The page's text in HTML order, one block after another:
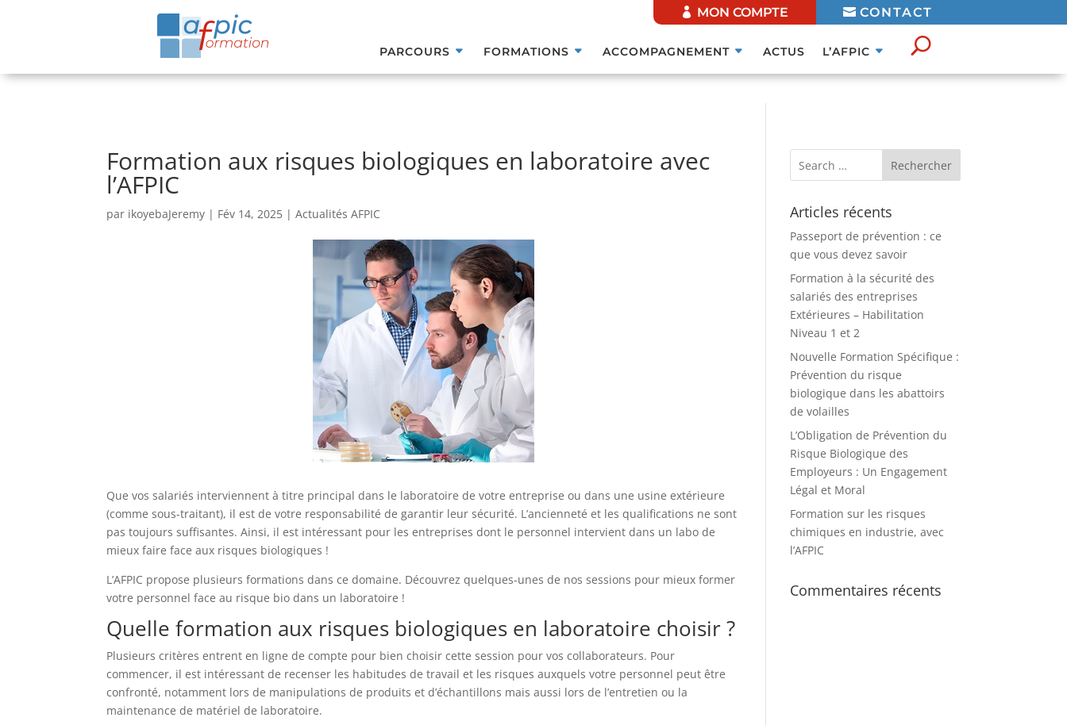
CONTACT
MON COMPTE
PARCOURS FORMATIONS ACCOMPAGNEMENT ACTUS L’AFPIC
Formation aux risques biologiques en laboratoire avec
l’AFPIC
par ikoyebaJeremy | Fév 14, 2025 |Actualités AFPIC
Que vos salariés interviennent à titre principal dans le laboratoire de votre entreprise ou dans une usine extérieure
(comme sous-traitant), il est de votre responsabilité de garantir leur sécurité. L’ancienneté et les qualifications ne sont
pas toujours suffisantes. Ainsi, il est intéressant pour les entreprises dont le personnel intervient dans un labo de
mieux faire face aux risques biologiques !
L’AFPIC propose plusieurs formations dans ce domaine. Découvrez quelques-unes de nos sessions pour mieux former
votre personnel face au risque bio dans un laboratoire !
Quelle formation aux risques biologiques en laboratoire choisir ?
Plusieurs critères entrent en ligne de compte pour bien choisir cette session pour vos collaborateurs. Pour
commencer, il est intéressant de recenser les habitudes de travail et les risques auxquels votre personnel peut être
confronté, notamment lors de manipulations de produits et d’échantillons mais aussi lors de l’entretien ou la
maintenance de matériel de laboratoire.
Articles récents
Passeport de prévention : ce
que vous devez savoir
Formation à la sécurité des
salariés des entreprises
Extérieures – Habilitation
Niveau 1 et 2
Nouvelle Formation Spécifique :
Prévention du risque
biologique dans les abattoirs
de volailles
L’Obligation de Prévention du
Risque Biologique des
Employeurs : Un Engagement
Légal et Moral
Formation sur les risques
chimiques en industrie, avec
l’AFPIC
Commentaires récents